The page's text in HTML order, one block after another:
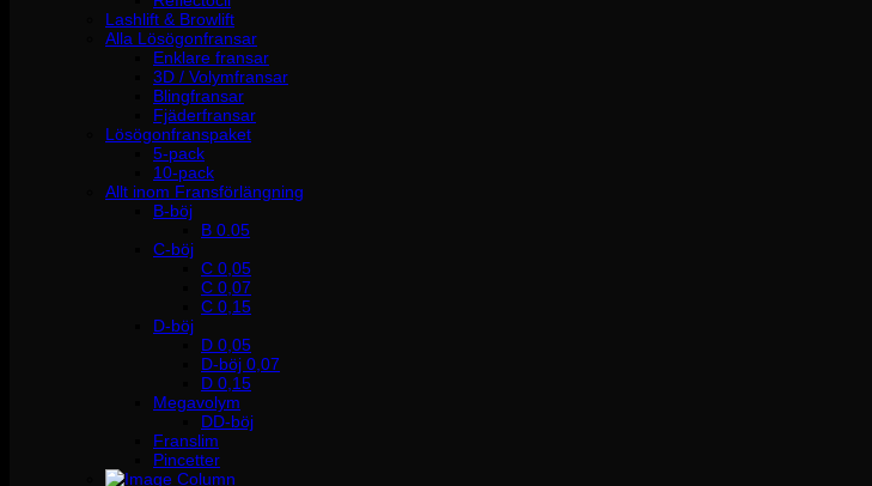
Lashlift & Browlift
Alla Lösögonfransar
Enklare fransar
3D / Volymfransar
Blingfransar
Fjäderfransar
Lösögonfranspaket
5-pack
10-pack
Allt inom Fransförlängning
B-böj
B 0.05
C-böj
C 0,05
C 0,07
C 0,15
D-böj
D 0,05
D-böj 0,07
D 0,15
Megavolym
DD-böj
Franslim
Pincetter